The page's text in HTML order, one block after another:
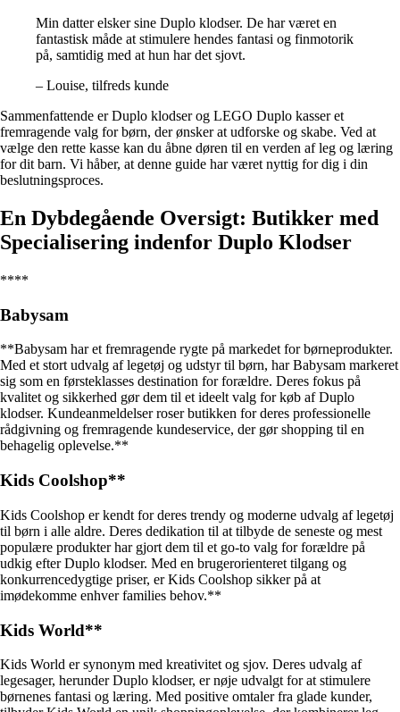
Min datter elsker sine Duplo klodser. De har været en
fantastisk måde at stimulere hendes fantasi og finmotorik
på, samtidig med at hun har det sjovt.
– Louise, tilfreds kunde
Sammenfattende er Duplo klodser og LEGO Duplo kasser et
fremragende valg for børn, der ønsker at udforske og skabe. Ved at
vælge den rette kasse kan du åbne døren til en verden af leg og læring
for dit barn. Vi håber, at denne guide har været nyttig for dig i din
beslutningsproces.
En Dybdegående Oversigt: Butikker med
Specialisering indenfor Duplo Klodser
****
Babysam
**Babysam har et fremragende rygte på markedet for børneprodukter.
Med et stort udvalg af legetøj og udstyr til børn, har Babysam markeret
sig som en førsteklasses destination for forældre. Deres fokus på
kvalitet og sikkerhed gør dem til et ideelt valg for køb af Duplo
klodser. Kundeanmeldelser roser butikken for deres professionelle
rådgivning og fremragende kundeservice, der gør shopping til en
behagelig oplevelse.**
Kids Coolshop**
Kids Coolshop er kendt for deres trendy og moderne udvalg af legetøj
til børn i alle aldre. Deres dedikation til at tilbyde de seneste og mest
populære produkter har gjort dem til et go-to valg for forældre på
udkig efter Duplo klodser. Med en brugerorienteret tilgang og
konkurrencedygtige priser, er Kids Coolshop sikker på at
imødekomme enhver families behov.**
Kids World**
Kids World er synonym med kreativitet og sjov. Deres udvalg af
legesager, herunder Duplo klodser, er nøje udvalgt for at stimulere
børnenes fantasi og læring. Med positive omtaler fra glade kunder,